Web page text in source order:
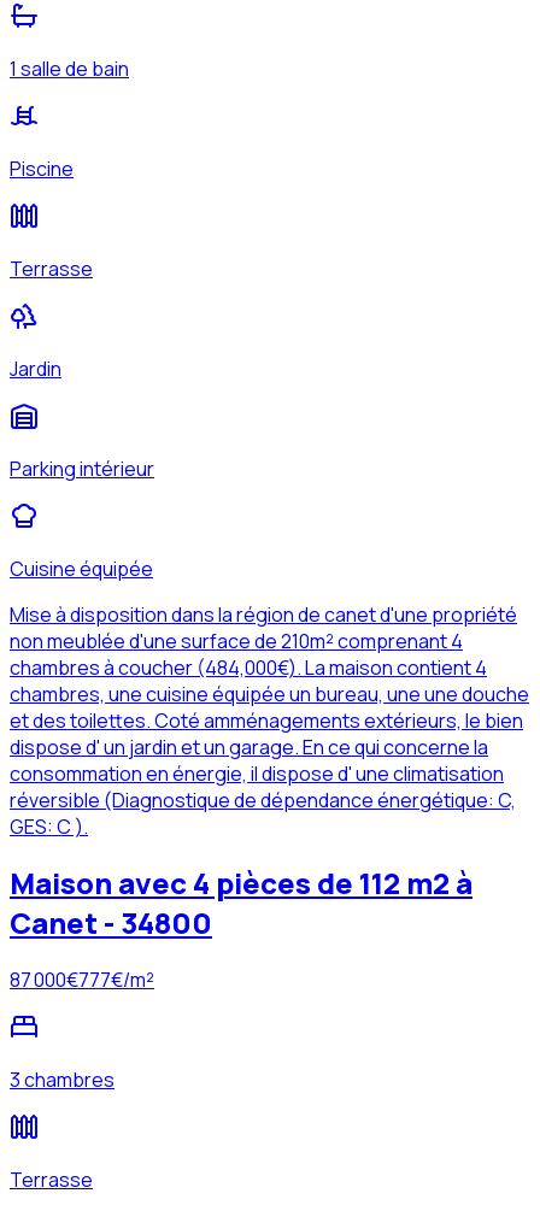
1 salle de bain
Piscine
Terrasse
Jardin
Parking intérieur
Cuisine équipée
Mise à disposition dans la région de canet d'une propriété
non meublée d'une surface de 210m² comprenant 4
chambres à coucher (484,000€). La maison contient 4
chambres, une cuisine équipée un bureau, une une douche
et des toilettes. Coté amménagements extérieurs, le bien
dispose d' un jardin et un garage. En ce qui concerne la
consommation en énergie, il dispose d' une climatisation
réversible (Diagnostique de dépendance énergétique: C,
GES: C ).
Maison avec 4 pièces de 112 m2 à
Canet - 34800
87 000€777€/m²
3 chambres
Terrasse